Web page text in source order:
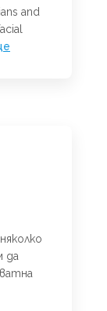
and
да